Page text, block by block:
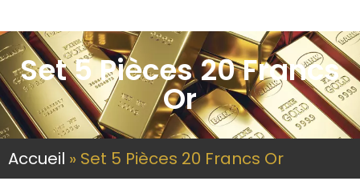
Set 5 Pièces 20 Francs
Or
Accueil » Set 5 Pièces 20 Francs Or